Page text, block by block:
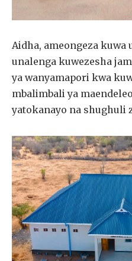
Aidha, ameongeza kuwa
unalenga kuwezesha
ya wanyamapori kwa
mbalimbali ya
yatokanayo na shughuli